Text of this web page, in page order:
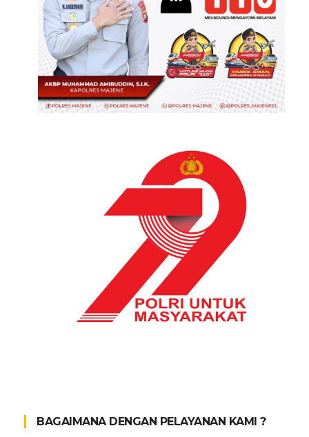
BAGAIMANA DENGAN PELAYANAN KAMI ?